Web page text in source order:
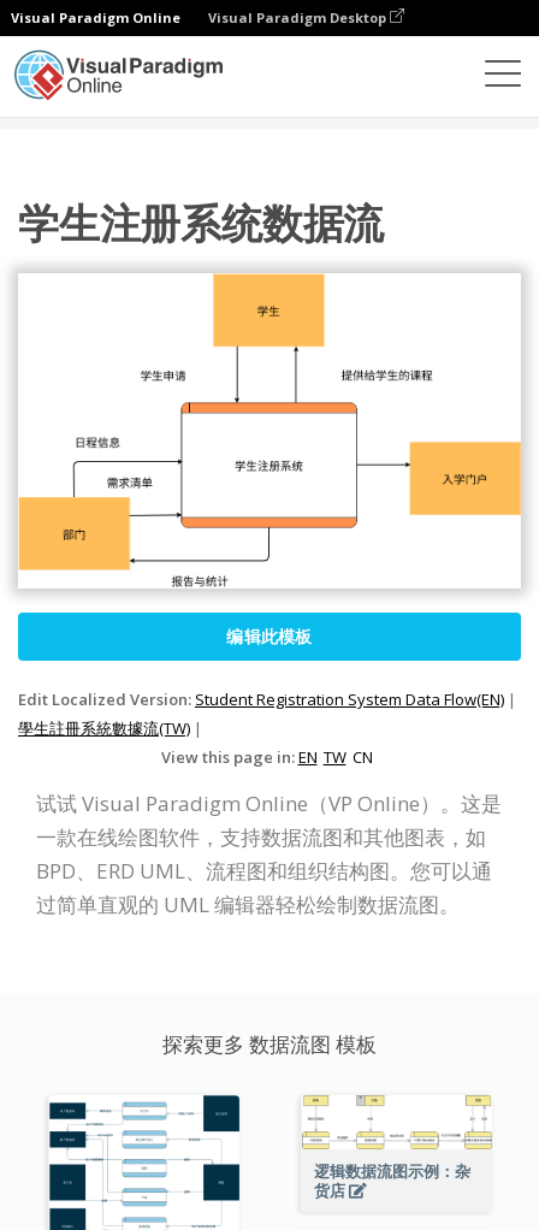
Visual Paradigm Online Visual Paradigm Desktop
学生注册系统数据流
编辑此模板
Edit Localized Version: Student Registration System Data Flow(EN) |
學生註冊系統數據流(TW) |
View this page in:EN TW CN
试试 Visual Paradigm Online（VP Online）。这是
一款在线绘图软件，支持数据流图和其他图表，如
BPD、ERD UML、流程图和组织结构图。您可以通
过简单直观的 UML 编辑器轻松绘制数据流图。
探索更多 数据流图 模板
逻辑数据流图示例：杂
货店